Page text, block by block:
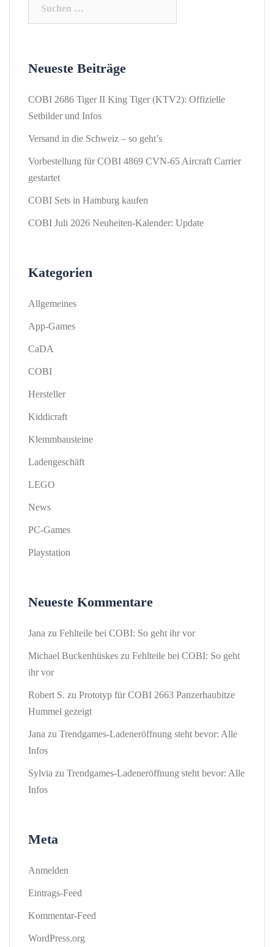
Neueste Beiträge
COBI 2686 Tiger II King Tiger (KTV2): Offizielle
Setbilder und Infos
Versand in die Schweiz – so geht’s
Vorbestellung für COBI 4869 CVN-65 Aircraft Carrier
gestartet
COBI Sets in Hamburg kaufen
COBI Juli 2026 Neuheiten-Kalender: Update
Kategorien
Allgemeines
App-Games
CaDA
COBI
Hersteller
Kiddicraft
Klemmbausteine
Ladengeschäft
LEGO
News
PC-Games
Playstation
Neueste Kommentare
Jana zu Fehlteile bei COBI: So geht ihr vor
Michael Buckenhüskes zu Fehlteile bei COBI: So geht
ihr vor
Robert S. zu Prototyp für COBI 2663 Panzerhaubitze
Hummel gezeigt
Jana zu Trendgames-Ladeneröffnung steht bevor: Alle
Infos
Sylvia zu Trendgames-Ladeneröffnung steht bevor: Alle
Infos
Meta
Anmelden
Eintrags-Feed
Kommentar-Feed
WordPress.org